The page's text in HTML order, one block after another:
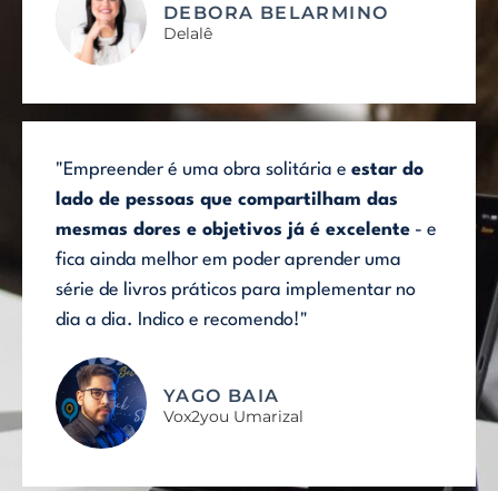
DEBORA BELARMINO
Delalê
"Empreender é uma obra solitária e estar do
lado de pessoas que compartilham das
mesmas dores e objetivos já é excelente - e
fica ainda melhor em poder aprender uma
série de livros práticos para implementar no
dia a dia. Indico e recomendo!"
YAGO BAIA
Vox2you Umarizal